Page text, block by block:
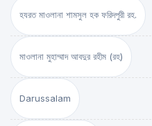
হযরত মাওলানা শামসুল হক ফরিদপুরী রহ.
মাওলানা মুহাম্মাদ আবদুর রহীম (রহ)
Darussalam